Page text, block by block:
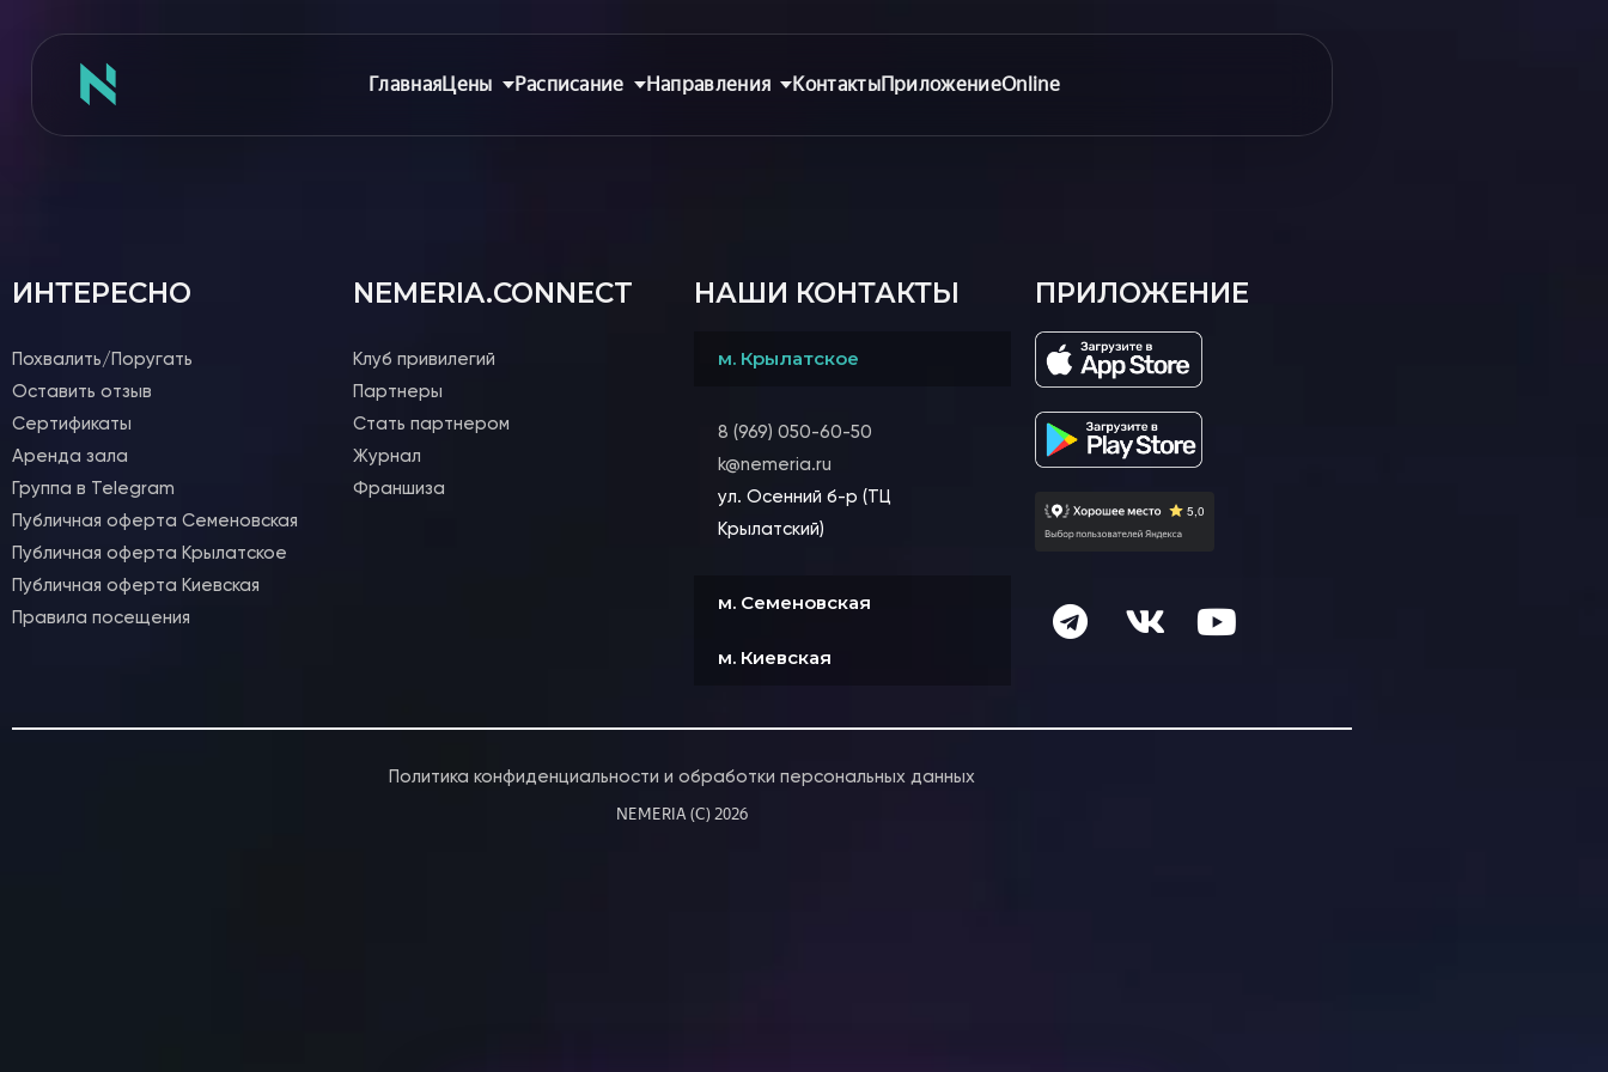
ГлавнаяЦены Расписание Направления КонтактыПриложениеOnline
Цены
Абонементы
Аренда зала
Сертификаты
Съемка танцев
Девичник
Расписание
Спец-курсы
Курсы с нуля
Групповые
ИНТЕРЕСНО
Похвалить/Поругать
Оставить отзыв
Сертификаты
Аренда зала
Группа в Telegram
Публичная оферта Семеновская
Публичная оферта Крылатское
Публичная оферта Киевская
Правила посещения
NEMERIA.CONNECT
Клуб привилегий
Партнеры
Стать партнером
Журнал
Франшиза
НАШИ КОНТАКТЫ
м. Крылатское
8 (969) 050-60-50
k@nemeria.ru
ул. Осенний б-р (ТЦ
Крылатский)
м. Семеновская
м. Киевская
ПРИЛОЖЕНИЕ
Политика конфиденциальности и обработки персональных данных
NEMERIA (C) 2026